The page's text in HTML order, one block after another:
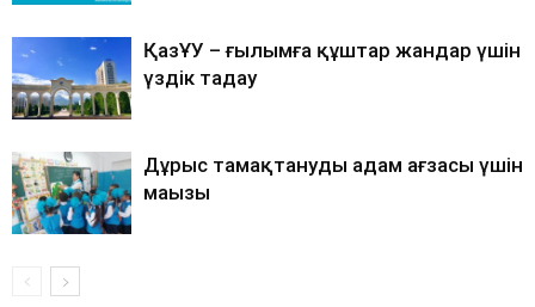
ҚазҰУ – ғылымға құштар жандар үшін
үздік таңдау
Дұрыс тамақтанудың адам ағзасы үшін
маңызы